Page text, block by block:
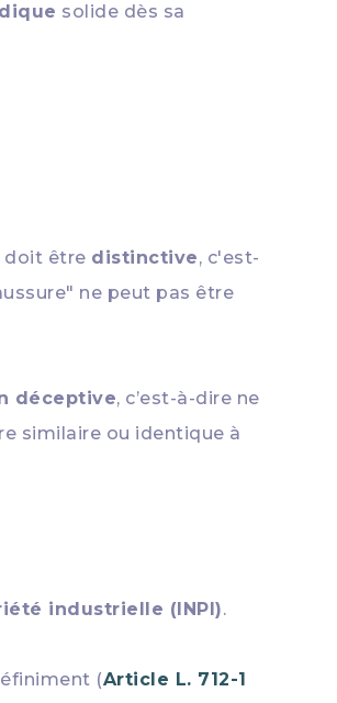
solide dès sa
doit être distinctive, c'est-
ne peut pas être
déceptive, c’est-à-dire ne
similaire ou identique à
industrielle (INPI).
(Article L. 712-1